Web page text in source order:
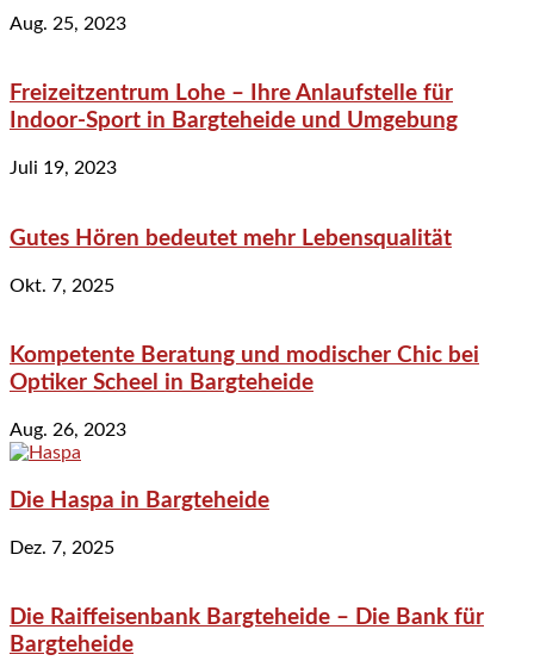
Aug. 25, 2023
Freizeitzentrum Lohe – Ihre Anlaufstelle für
Indoor-Sport in Bargteheide und Umgebung
Juli 19, 2023
Gutes Hören bedeutet mehr Lebensqualität
Okt. 7, 2025
Kompetente Beratung und modischer Chic bei
Optiker Scheel in Bargteheide
Aug. 26, 2023
Die Haspa in Bargteheide
Dez. 7, 2025
Die Raiffeisenbank Bargteheide – Die Bank für
Bargteheide